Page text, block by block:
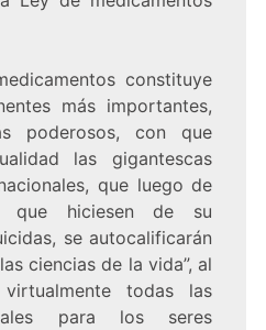
constituye
más importantes,
poderosos, con que
las gigantescas
que luego de
que hiciesen de su
se autocalificarán
ciencias de la vida”, al
todas las
para los seres